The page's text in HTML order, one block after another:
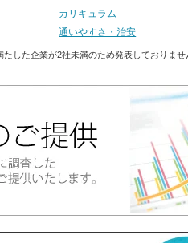
カリキュラム
通いやすさ・治安
した企業が2社未満のため発表しておりませ